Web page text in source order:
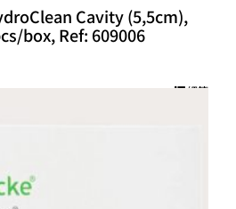
Cavity (5,5cm),
box, Ref: 609006
細節